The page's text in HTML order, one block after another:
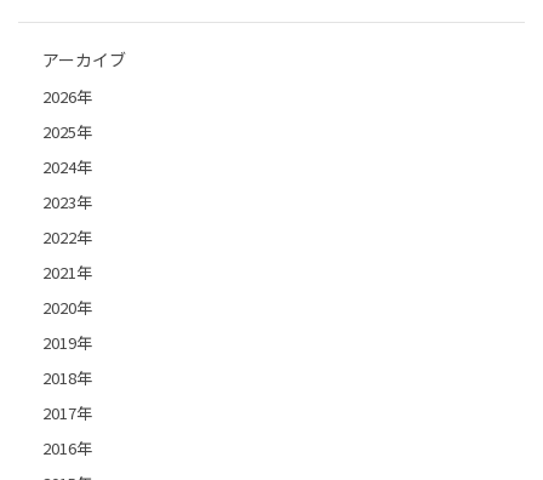
アーカイブ
2026年
2025年
2024年
2023年
2022年
2021年
2020年
2019年
2018年
2017年
2016年